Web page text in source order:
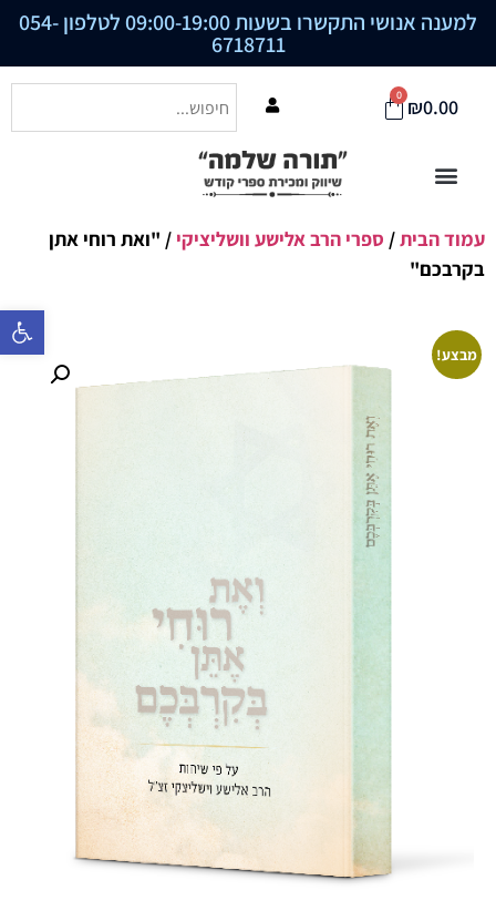
פתח סרגל
למענה אנושי התקשרו בשעות 09:00-19:00 לטלפון 054-
6718711
₪0.00
0
עמוד הבית/ ספרי הרב אלישע וושליציקי / "ואת רוחי אתן
בקרבכם"
מבצע!